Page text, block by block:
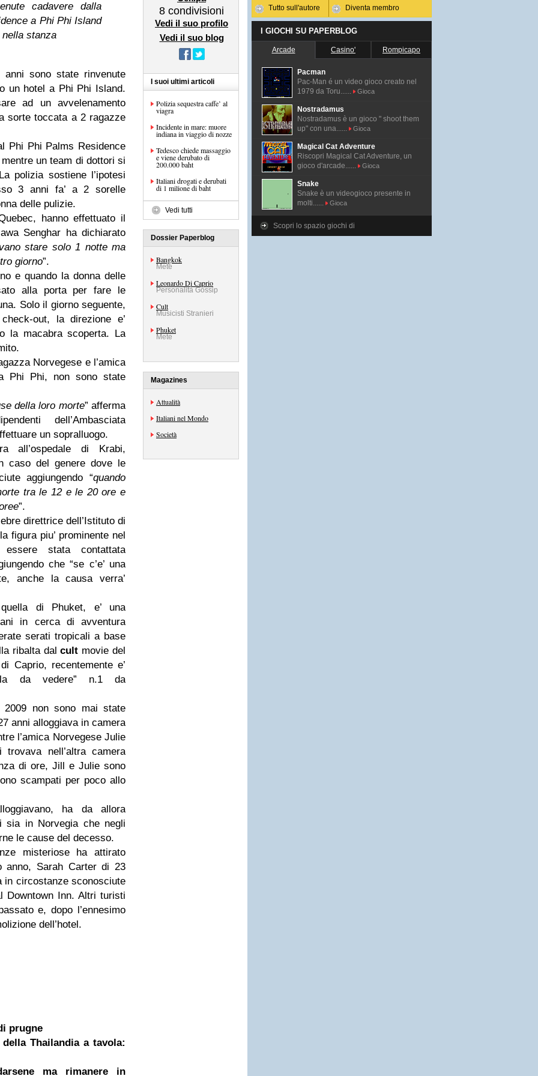
cadavere dalla
a Phi Phi Island
stanza
sono state rinvenute
un hotel a Phi Phi Island.
ad un avvelenamento
sorte toccata a 2 ragazze
Phi Phi Palms Residence
un team di dottori si
polizia sostiene l’ipotesi
3 anni fa’ a 2 sorelle
delle pulizie.
hanno effettuato il
Senghar ha dichiarato
stare solo 1 notte ma
giorno”.
e quando la donna delle
alla porta per fare le
Solo il giorno seguente,
out, la direzione e’
la macabra scoperta. La
Norvegese e l’amica
Phi Phi, non sono state
della loro morte” afferma
dell’Ambasciata
un sopralluogo.
all’ospedale di Krabi,
caso del genere dove le
aggiungendo “quando
tra le 12 e le 20 ore e
”.
direttrice dell’Istituto di
figura piu’ prominente nel
stata contattata
che “se c’e’ una
anche la causa verra’
di Phuket, e’ una
in cerca di avventura
serati tropicali a base
ribalta dalcult movie del
Caprio, recentemente e’
da vedere” n.1 da
non sono mai state
anni alloggiava in camera
l’amica Norvegese Julie
nell’altra camera
di ore, Jill e Julie sono
scampati per poco allo
ha da allora
sia in Norvegia che negli
le cause del decesso.
misteriose ha attirato
anno, Sarah Carter di 23
in circostanze sconosciute
Downtown Inn. Altri turisti
e, dopo l’ennesimo
dell’hotel.
prugne
Thailandia a tavola:
ma rimanere in
8 condivisioni
Vedi il suo profilo
Vedi il suo blog
I suoi ultimi articoli
Polizia sequestra caffe’ al
viagra
Incidente in mare: muore
indiana in viaggio di nozze
Tedesco chiede massaggio
e viene derubato di
200.000 baht
Italiani drogati e derubati
di 1 milione di baht
Vedi tutti
Dossier Paperblog
Bangkok
Mete
Leonardo Di Caprio
Personalità Gossip
Cult
Musicisti Stranieri
Phuket
Mete
Magazines
Attualità
Italiani nel Mondo
Società
Tutto sull'autore Diventa membro
I GIOCHI SU PAPERBLOG
Arcade Casino' Rompicapo
Pacman
Pac-Man é un video gioco creato nel
1979 da Toru......
Gioca
Nostradamus
Nostradamus è un gioco " shoot them
up" con una......
Gioca
Magical Cat Adventure
Riscopri Magical Cat Adventure, un
gioco d'arcade......
Gioca
Snake
Snake è un videogioco presente in
molti......
Gioca
Scopri lo spazio giochi di